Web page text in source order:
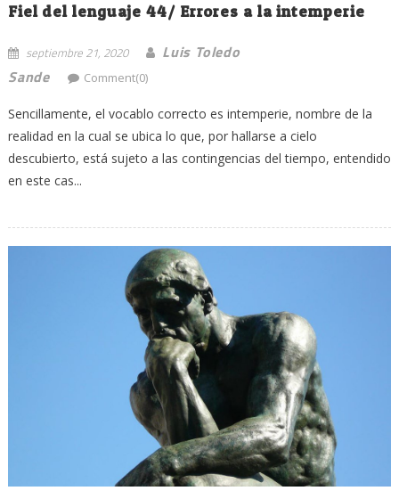
Fiel del lenguaje 44/ Errores a la intemperie
septiembre 21, 2020
Luis Toledo
Sande
Comment(0)
Sencillamente, el vocablo correcto es intemperie, nombre de la
realidad en la cual se ubica lo que, por hallarse a cielo
descubierto, está sujeto a las contingencias del tiempo, entendido
en este cas...